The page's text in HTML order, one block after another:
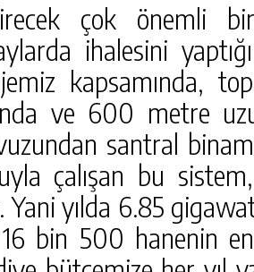
çok önemli
ihalesini
kapsamında,
ve 600 metre
santral
çalışan bu
Yani yılda 6.85
bin 500 hanenin